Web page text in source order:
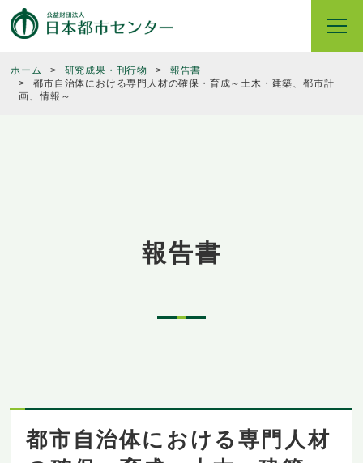
ホーム 研究成果・刊行物
報告書
都市自治体における専門人材の確保・育成～土木・建築、都市計
画、情報～
報告書
都市自治体における専門人材